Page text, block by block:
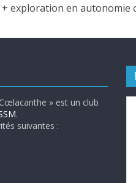
exploration en autonomie
» est un club
.
suivantes :